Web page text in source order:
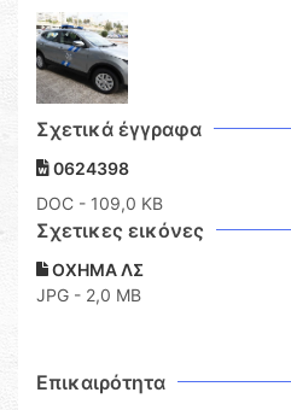
Σχετικά έγγραφα
0624398
DOC - 109,0 KB
Σχετικες εικόνες
ΟΧΗΜΑ ΛΣ
JPG - 2,0 MB
Επικαιρότητα